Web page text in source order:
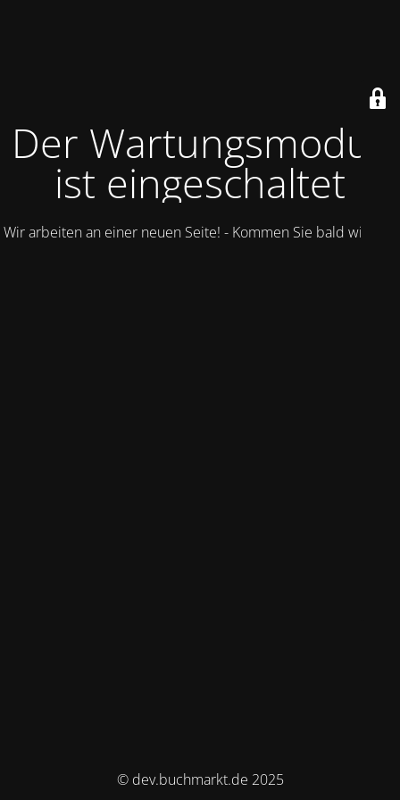
Der Wartungsmodus
ist eingeschaltet
Wir arbeiten an einer neuen Seite! - Kommen Sie bald wieder.
© dev.buchmarkt.de 2025